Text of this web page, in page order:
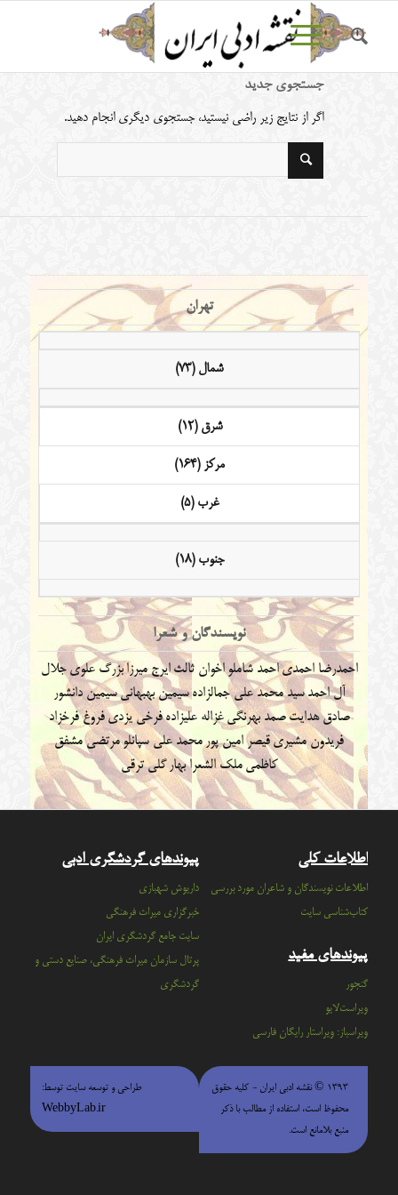
جستجوی جدید
اگر از نتایج زیر راضی نیستید، جستجوی دیگری انجام دهید.
تهران
شمال (73)
شرق (12)
مرکز (164)
غرب (5)
جنوب (18)
نویسندگان و شعرا
احمدرضا احمدیاحمد شاملو اخوان ثالث ایرج میرزابزرگ علوی جلال
آل احمدسید محمد علی جمالزادهسیمین بهبهانیسیمین دانشور
صادق هدایتصمد بهرنگی غزاله علیزادهفرخی یزدی فروغ فرخزاد
فریدون مشیری قیصر امین پور محمد علی سپانلومرتضی مشفق
کاظمی ملک الشعرا بهار گلی ترقی
اطلاعات کلی
اطلاعات نویسندگان و شاعران مورد بررسی
کتاب‌شناسی سایت
پیوندهای مفید
گنجور
ویراست‌لایو
ویراسباز: ویراستار رایگان فارسی
پیوندهای گردشگری ادبی
داریوش شهبازی
خبرگزاری میراث فرهنگی
سايت جامع گردشگري ايران
پرتال سازمان ميراث فرهنگي، صنايع دستي و
گردشگري
۱۳۹۳ © نقشه ادبی ایران - كليه حقوق
محفوظ است، استفاده از مطالب با ذكر
منبع بلامانع است.
طراحی و توسعه سایت توسط:
WebbyLab.ir